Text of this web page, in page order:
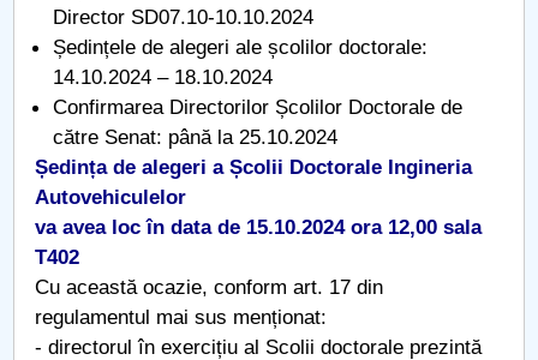
CAR2026
MENIU CANTINA
Școala Doctorală în Filologie
Școala Doctorală Știința Sportului și Educației
Fizice
Școala doctorală Ingineria Autovehiculelor
Școala doctorală Inginerie Industrială
Director SD07.10-10.10.2024
Ședințele de alegeri ale școlilor doctorale:
14.10.2024 – 18.10.2024
Confirmarea Directorilor Școlilor Doctorale de
către Senat: până la 25.10.2024
Ședința de alegeri a Școlii Doctorale Ingineria
Autovehiculelor
va avea loc în data de 15.10.2024 ora 12,00 sala
T402
Cu această ocazie, conform art. 17 din
regulamentul mai sus menționat:
- directorul în exercițiu al Scolii doctorale prezintă